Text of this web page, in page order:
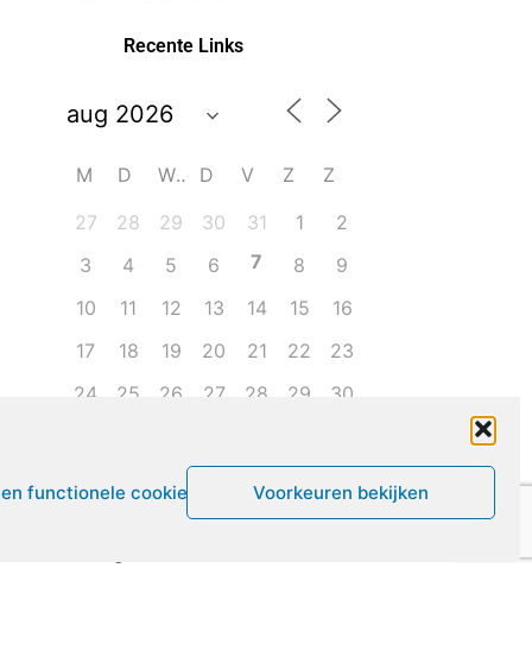
functionele cookies Voorkeuren bekijken
Recente Links
M D W D V Z
Z
27
28 29 30 31 1
2
3
4 5 6 7 8
9
10
11 12 13 14 15
16
17
18 19 20 21 22
23
24
25 26 27 28 29
30
Leven met ME/CVS en POTS